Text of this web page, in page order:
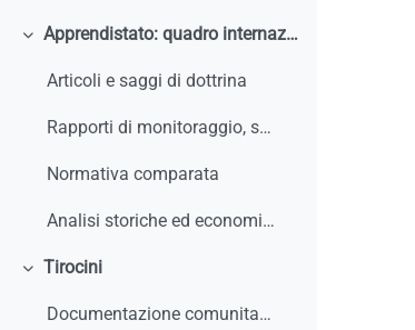
Colapsar
Apprendistato: quadro internazionale e comparato
Articoli e saggi di dottrina
Rapporti di monitoraggio, studi, ricerche, report internazionali
Normativa comparata
Analisi storiche ed economiche sulle origini dell'apprendistato e le sue trasformazioni
Colapsar
Tirocini
Documentazione comunitaria